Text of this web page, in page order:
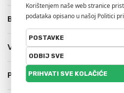
Brendovi
Više Info.
PRIVATNOST I USLOVI PRODAJE